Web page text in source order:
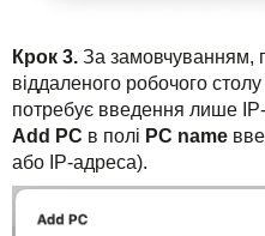
Крок 3. За замовчуванням,
віддаленого робочого
потребує введення лише
Add PC в полі PC name
або IP-адреса).